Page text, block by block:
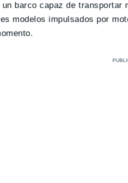
barco capaz de
modelos impulsados por